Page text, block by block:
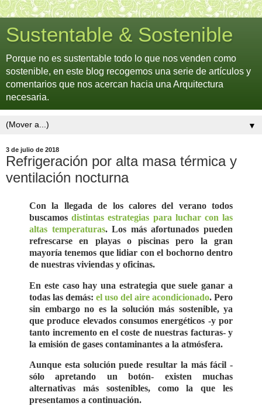
Sustentable & Sostenible
Porque no es sustentable todo lo que nos venden como
sostenible, en este blog recogemos una serie de artículos y
comentarios que nos acercan hacia una Arquitectura
necesaria.
▼
3 de julio de 2018
Refrigeración por alta masa térmica y
ventilación nocturna
Con la llegada de los calores del verano todos
buscamos distintas estrategias para luchar con las
altas temperaturas. Los más afortunados pueden
refrescarse en playas o piscinas pero la gran
mayoría tenemos que lidiar con el bochorno dentro
de nuestras viviendas y oficinas.
En este caso hay una estrategia que suele ganar a
todas las demás: el uso del aire acondicionado. Pero
sin embargo no es la solución más sostenible, ya
que produce elevados consumos energéticos -y por
tanto incremento en el coste de nuestras facturas- y
la emisión de gases contaminantes a la atmósfera.
Aunque esta solución puede resultar la más fácil -
sólo apretando un botón- existen muchas
alternativas más sostenibles, como la que les
presentamos a continuación.